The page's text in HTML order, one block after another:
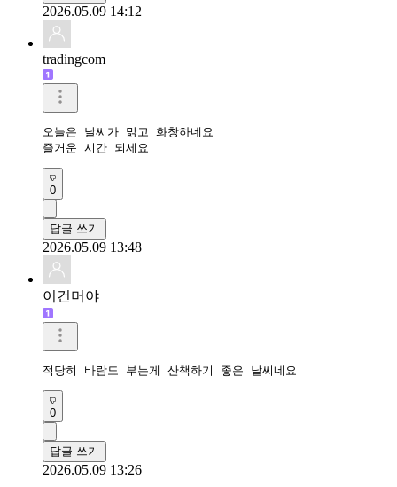
2026.05.09 14:12
tradingcom
오늘은 날씨가 맑고 화창하네요
즐거운 시간 되세요
0
답글 쓰기
2026.05.09 13:48
이건머야
적당히 바람도 부는게 산책하기 좋은 날씨네요
0
답글 쓰기
2026.05.09 13:26